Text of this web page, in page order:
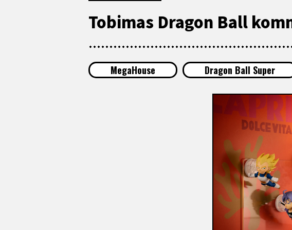
Tobimas Dragon Ball
MegaHouse Dragon Ball Super